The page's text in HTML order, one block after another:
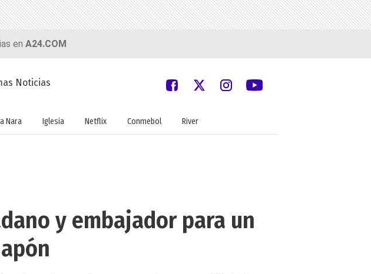
en A24.COM
Noticias
Nara Iglesia Netflix Conmebol River
y embajador para un